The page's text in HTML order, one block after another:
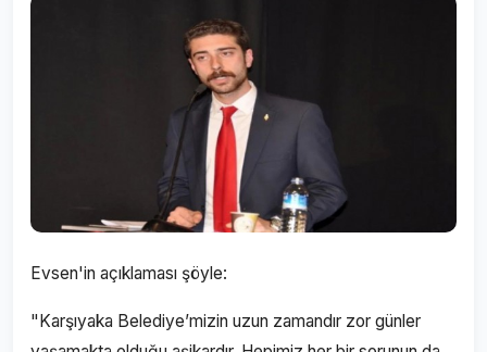
Evsen'in açıklaması şöyle:
"Karşıyaka Belediye’mizin uzun zamandır zor günler